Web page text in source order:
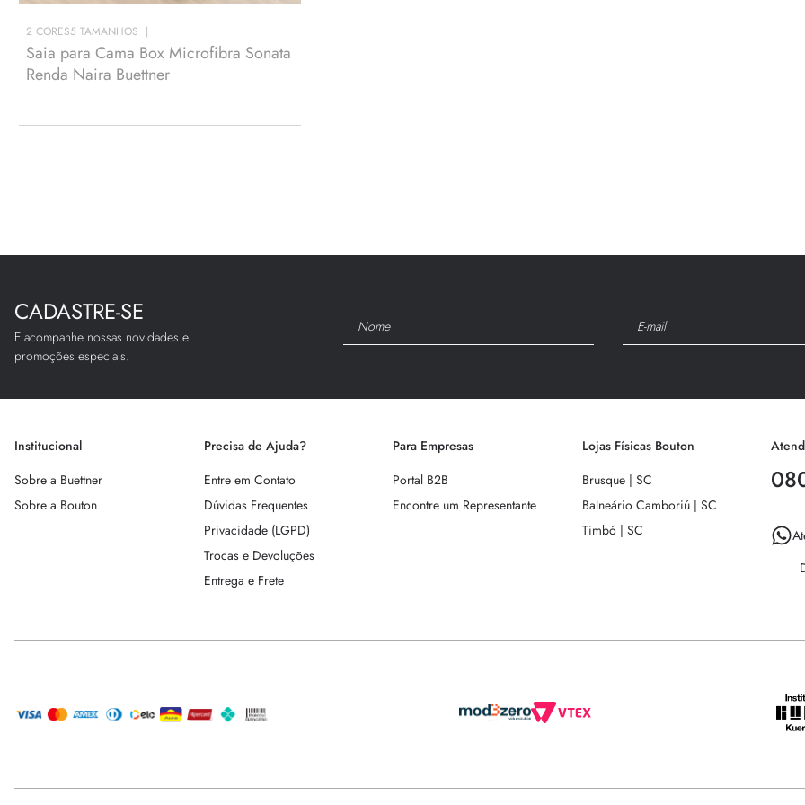
2 CORES5 TAMANHOS
Saia para Cama Box Microfibra Sonata
Renda Naira Buettner
CADASTRE-SE
E acompanhe nossas novidades e
promoções especiais.
Institucional
Sobre a Buettner
Sobre a Bouton
Precisa de Ajuda?
Entre em Contato
Dúvidas Frequentes
Privacidade (LGPD)
Trocas e Devoluções
Entrega e Frete
Para Empresas
Portal B2B
Encontre um Representante
Lojas Físicas Bouton
Brusque | SC
Balneário Camboriú | SC
Timbó | SC